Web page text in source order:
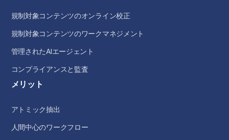
規制対象コンテンツのオンライン校正
規制対象コンテンツのワークマネジメント
管理されたAIエージェント
コンプライアンスと監査
メリット
アトミック抽出
人間中心のワークフロー